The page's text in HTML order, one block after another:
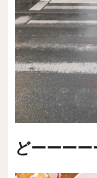
どーーーー